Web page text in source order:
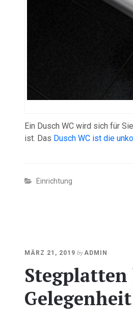
Ein Dusch WC wird sich für
ist. Das Dusch WC ist die
Einrichtung
MÄRZ 21, 2019 OKTOBER
2020
byADMIN
Gelegenheit